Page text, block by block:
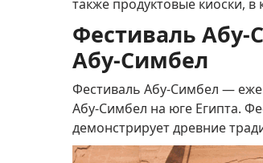
также продуктовые киоски,
Фестиваль
Абу-Симбел
Фестиваль Абу-Симбел —
Абу-Симбел на юге Египта.
демонстрирует древние